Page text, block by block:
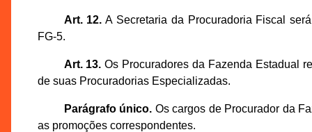
Art. 12. A Secretaria da Procuradoria Fiscal
FG-5.
Art. 13. Os Procuradores da Fazenda Estadual
de suas Procuradorias Especializadas.
Parágrafo único. Os cargos de Procurador da
as promoções correspondentes.